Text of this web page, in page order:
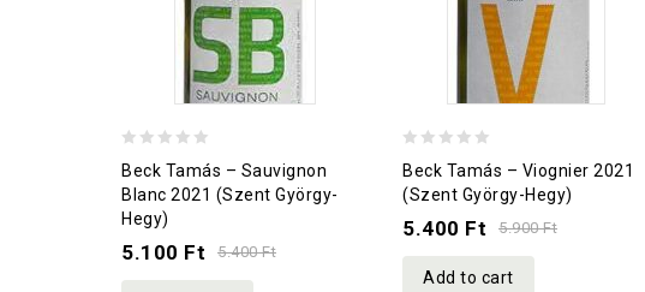
out
of
5
Beck Tamás – Sauvignon
Blanc 2021 (Szent György-
Hegy)
5.400Ft
5.100 Ft
out
of
Beck Tamás – Viognier 2021
(Szent György-Hegy)
5.900Ft
5.400 Ft
Add to cart